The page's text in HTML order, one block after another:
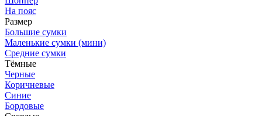
На пояс
Размер
Большие сумки
Маленькие сумки (мини)
Средние сумки
Тёмные
Черные
Коричневые
Синие
Бордовые